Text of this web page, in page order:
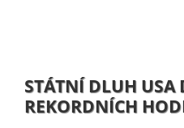
STÁTNÍ DLUH USA
REKORDNÍCH